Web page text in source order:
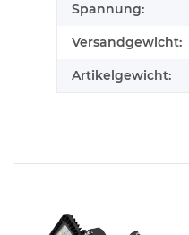
Spannung:
Versandgewicht:
Artikelgewicht: